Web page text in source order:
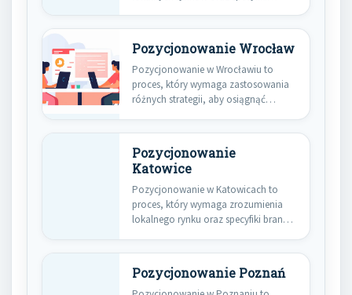
Pozycjonowanie Wrocław
Pozycjonowanie w Wrocławiu to
proces, który wymaga zastosowania
różnych strategii, aby osiągnąć
Pozycjonowanie
Katowice
Pozycjonowanie w Katowicach to
proces, który wymaga zrozumienia
lokalnego rynku oraz specyfiki branży,
Pozycjonowanie Poznań